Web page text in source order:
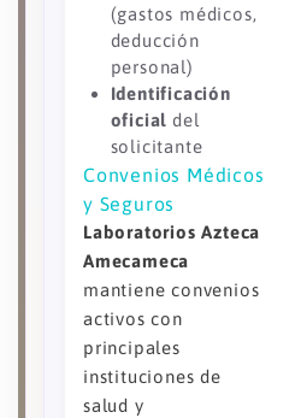
(gastos médicos,
deducción
personal)
Identificación
oficial del
solicitante
Convenios Médicos
y Seguros
Laboratorios Azteca
Amecameca
mantiene convenios
activos con
principales
instituciones de
salud y